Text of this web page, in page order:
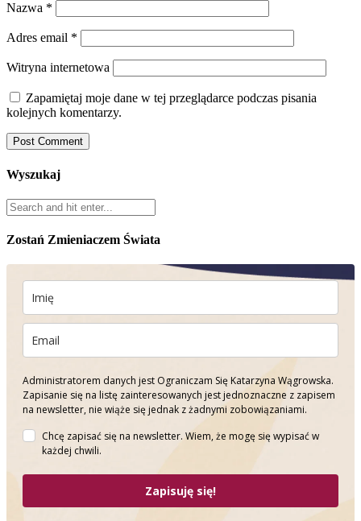
Nazwa *
Adres email *
Witryna internetowa
Zapamiętaj moje dane w tej przeglądarce podczas pisania
kolejnych komentarzy.
Wyszukaj
Zostań Zmieniaczem Świata
Administratorem danych jest Ograniczam Się Katarzyna Wągrowska.
Zapisanie się na listę zainteresowanych jest jednoznaczne z zapisem
na newsletter, nie wiąże się jednak z żadnymi zobowiązaniami.
Chcę zapisać się na newsletter. Wiem, że mogę się wypisać w
każdej chwili.
Zapisuję się!